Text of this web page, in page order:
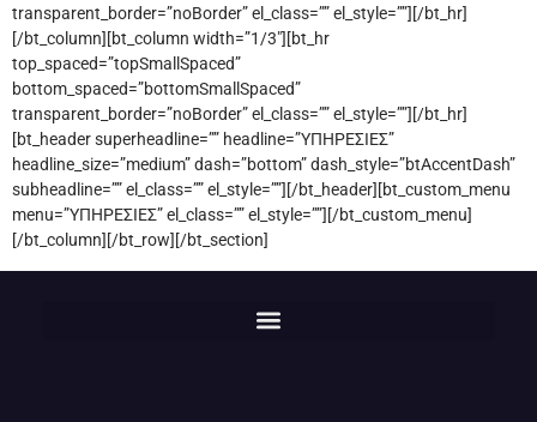
transparent_border=”noBorder” el_class=”” el_style=””][/bt_hr]
[/bt_column][bt_column width=”1/3″][bt_hr
top_spaced=”topSmallSpaced”
bottom_spaced=”bottomSmallSpaced”
transparent_border=”noBorder” el_class=”” el_style=””][/bt_hr]
[bt_header superheadline=”” headline=”ΥΠΗΡΕΣΙΕΣ”
headline_size=”medium” dash=”bottom” dash_style=”btAccentDash”
subheadline=”” el_class=”” el_style=””][/bt_header][bt_custom_menu
menu=”ΥΠΗΡΕΣΙΕΣ” el_class=”” el_style=””][/bt_custom_menu]
[/bt_column][/bt_row][/bt_section]